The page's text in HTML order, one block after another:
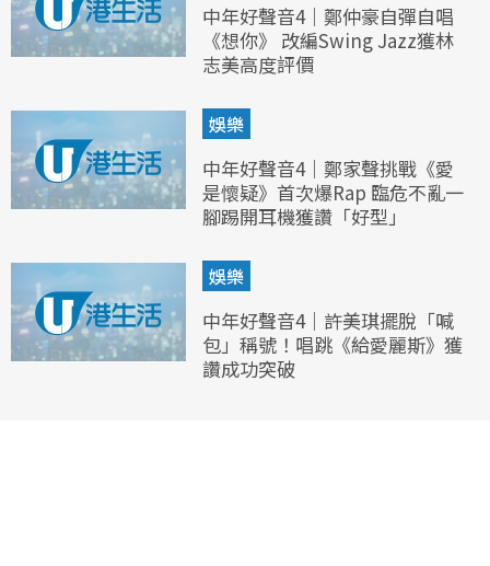
中年好聲音4｜鄭仲豪自彈自唱
《想你》 改編Swing Jazz獲林
志美高度評價
娛樂
中年好聲音4｜鄭家聲挑戰《愛
是懷疑》首次爆Rap 臨危不亂一
腳踢開耳機獲讚「好型」
娛樂
中年好聲音4｜許美琪擺脫「喊
包」稱號！唱跳《給愛麗斯》獲
讚成功突破